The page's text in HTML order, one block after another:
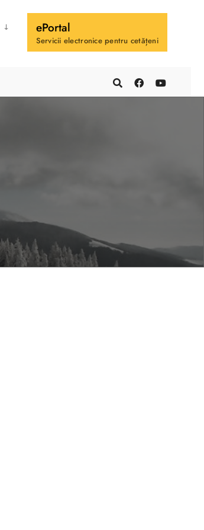
ePortal
Servicii electronice pentru cetățeni